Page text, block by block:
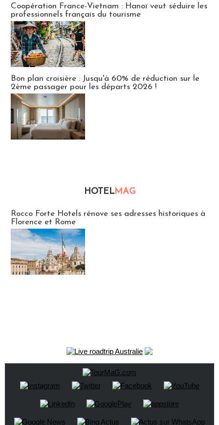
Coopération France-Vietnam : Hanoï veut séduire les
professionnels français du tourisme
Bon plan croisière : Jusqu'à 60% de réduction sur le
2ème passager pour les départs 2026 !
HOTELMAG
Rocco Forte Hotels rénove ses adresses historiques à
Florence et Rome